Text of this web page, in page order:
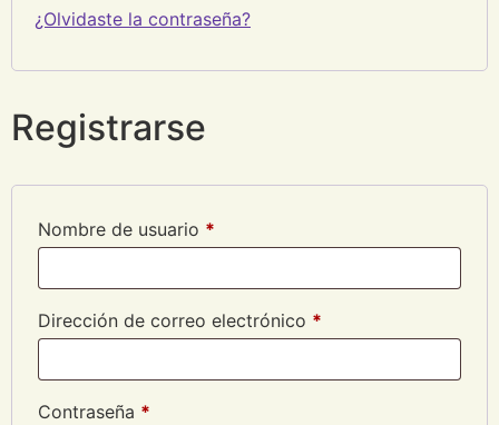
¿Olvidaste la contraseña?
Registrarse
Nombre de usuario *
Dirección de correo electrónico *
Contraseña *